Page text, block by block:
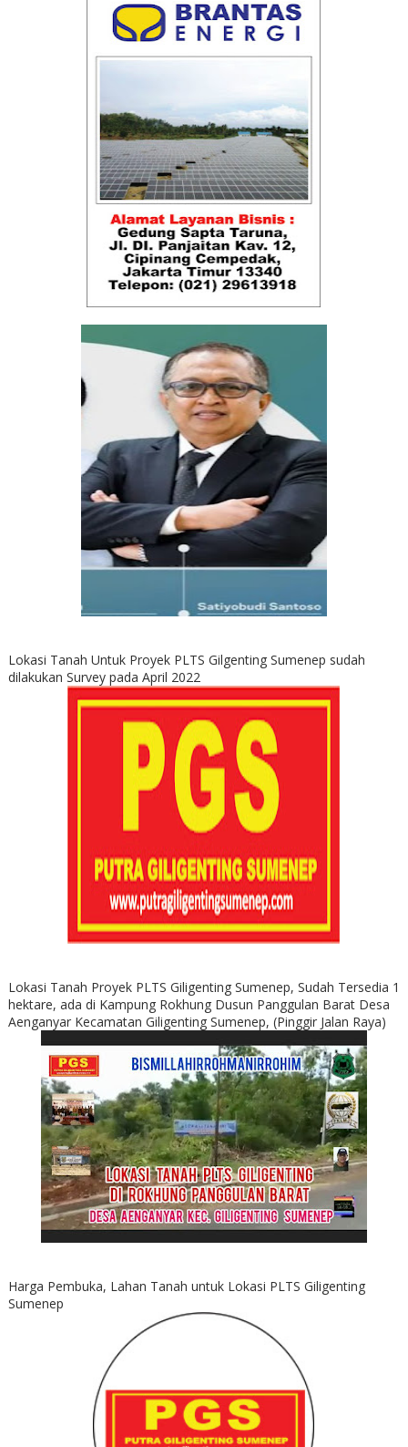
Lokasi Tanah Untuk Proyek PLTS Gilgenting Sumenep sudah
dilakukan Survey pada April 2022
Lokasi Tanah Proyek PLTS Giligenting Sumenep, Sudah Tersedia 1
hektare, ada di Kampung Rokhung Dusun Panggulan Barat Desa
Aenganyar Kecamatan Giligenting Sumenep, (Pinggir Jalan Raya)
Harga Pembuka, Lahan Tanah untuk Lokasi PLTS Giligenting
Sumenep